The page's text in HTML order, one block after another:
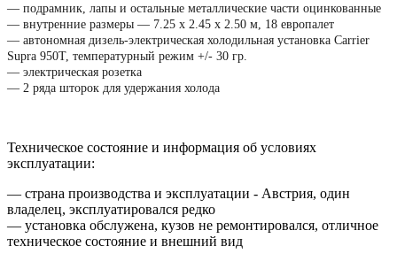
― подрамник, лапы и остальные металлические части оцинкованные
― внутренние размеры ― 7.25 х 2.45 х 2.50 м, 18 европалет
― автономная дизель-электрическая холодильная установка Carrier
Supra 950T, температурный режим +/- 30 гр.
― электрическая розетка
― 2 ряда шторок для удержания холода
Техническое состояние и информация об условиях
эксплуатации:
― страна производства и эксплуатации - Австрия, один
владелец, эксплуатировался редко
― установка обслужена, кузов не ремонтировался, отличное
техническое состояние и внешний вид